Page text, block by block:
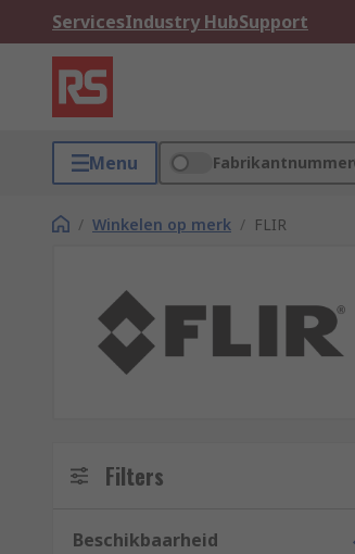
ServicesIndustry HubSupport
Menu Fabrikantnummer
/ Winkelen op merk / FLIR
Filters
Beschikbaarheid